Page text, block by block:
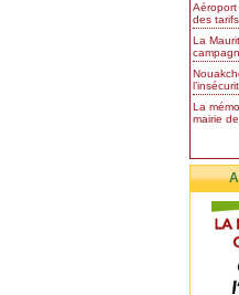
des tarifs
La
La
mairie